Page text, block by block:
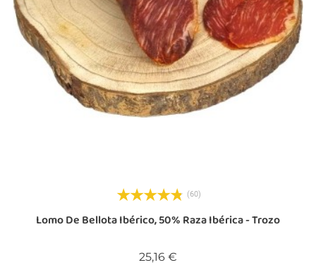
(60)
Lomo De Bellota Ibérico, 50% Raza Ibérica - Trozo
25,16 €